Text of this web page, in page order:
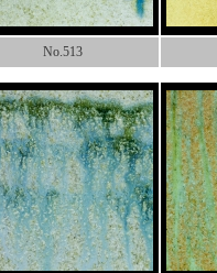
No.513